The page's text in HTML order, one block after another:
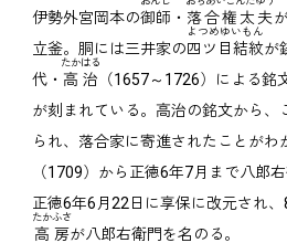
伊勢外宮岡本の御師 ・ 落合権太夫
立釜。胴には三井家の四ツ目結紋
よつめゆいもん
が
代・ 高治
たかはる
（1657～1726）による銘
が刻まれている。高治の銘文から、
られ、落合家に寄進されたことがわ
（1709）から正徳6年7月まで八郎
正徳6年6月22日に享保に改元され
高房
たかふさ
が八郎右衛門を名のる。